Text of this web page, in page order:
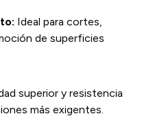
Ideal para cortes,
de superficies
superior y resistencia
más exigentes.